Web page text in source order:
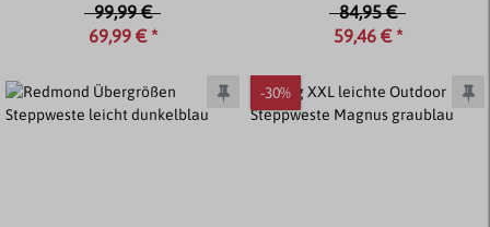
99,99 €
69,99 € *
84,95 €
59,46 € *
-30%